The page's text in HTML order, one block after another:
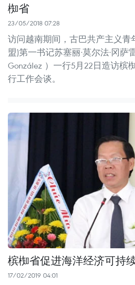
椥省
23/05/2018 07:28
访问越南期间，古巴共产主义青
盟)第一书记苏塞丽·莫尔法·冈萨
González ）一行5月22日造访槟
行工作会谈。
槟椥省促进海洋经济可持
17/02/2019 04:01